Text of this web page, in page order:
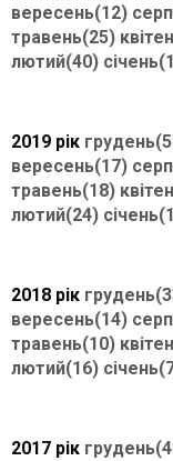
вересень(12)
травень(25)
лютий(40)
2019 рік
вересень(17)
травень(18)
лютий(24)
2018 рік
вересень(14)
травень(10)
лютий(16)
2017 рік